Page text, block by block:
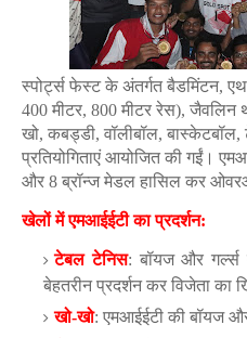
स्पोर्ट्स फेस्ट के अंतर्गत बैडमिंटन,
400 मीटर, 800 मीटर रेस), जैवलिन
खो, कबड्डी, वॉलीबॉल,
प्रतियोगिताएं आयोजित की गईं।
और 8 ब्रॉन्ज मेडल हासिल कर
खेलों में एमआईईटी का प्रदर्शन:
टेबल टेनिस: बॉयज और गर्ल्स
बेहतरीन प्रदर्शन कर विजेता का
खो-खो: एमआईईटी की बॉयज और